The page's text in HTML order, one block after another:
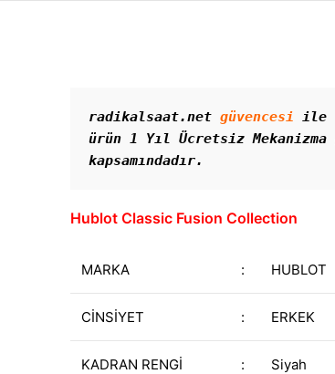
radikalsaat.net güvencesi ile
ürün 1 Yıl Ücretsiz
kapsamındadır.
Hublot Classic Fusion Collection
MARKA : HUBLOT
CİNSİYET : ERKEK
KADRAN RENGİ : Siyah